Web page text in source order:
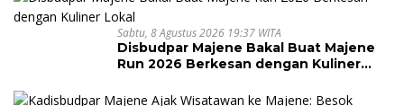
Sabtu, 8 Agustus 2026 19:37 WITA
Disbudpar Majene Bakal Buat Majene
Run 2026 Berkesan dengan Kuliner